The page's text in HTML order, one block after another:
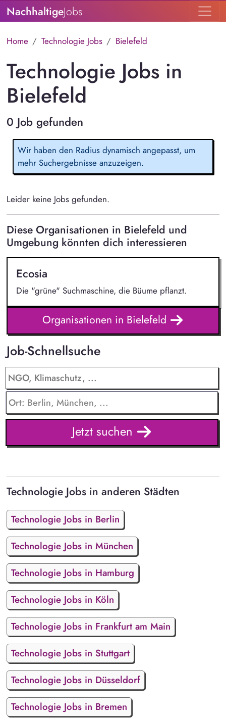
NachhaltigeJobs
Home Technologie Jobs Bielefeld
Technologie Jobs in
Bielefeld
0 Job gefunden
Wir haben den Radius dynamisch angepasst, um
mehr Suchergebnisse anzuzeigen.
Leider keine Jobs gefunden.
Diese Organisationen in Bielefeld und
Umgebung könnten dich interessieren
Ecosia
Die "grüne" Suchmaschine, die Büume pflanzt.
Organisationen in Bielefeld
Job-Schnellsuche
Jetzt suchen
Technologie Jobs in anderen Städten
Technologie Jobs in Berlin
Technologie Jobs in München
Technologie Jobs in Hamburg
Technologie Jobs in Köln
Technologie Jobs in Frankfurt am Main
Technologie Jobs in Stuttgart
Technologie Jobs in Düsseldorf
Technologie Jobs in Bremen